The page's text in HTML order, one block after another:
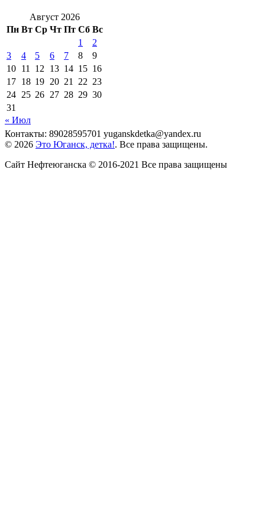
Август 2026
Пн Вт Ср Чт Пт Сб Вс
1
2
3
4 5 6 7 8
9
10 11 12 13 14 15 16
17 18 19 20 21 22 23
24 25 26 27 28 29 30
31
« Июл
Контакты: 89028595701 yuganskdetka@yandex.ru
© 2026 Это Юганск, детка!. Все права защищены.
Сайт Нефтеюганска © 2016-2021 Все права защищены